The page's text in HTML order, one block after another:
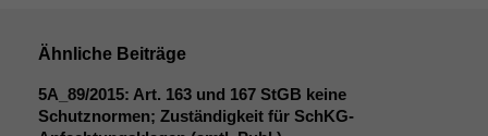
Ähnliche Beiträge
5A_89/2015: Art. 163 und 167 StGB keine
Schutznormen; Zuständigkeit für SchKG-